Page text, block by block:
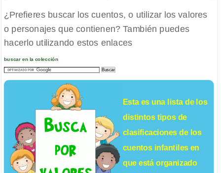
¿Prefieres buscar los cuentos, o utilizar los valores
o personajes que contienen? También puedes
hacerlo utilizando estos enlaces
buscar en la colección
Esta es una lista de los
distintos tipos de
clasificaciones de los
cuentos infantilesen
que está organizado